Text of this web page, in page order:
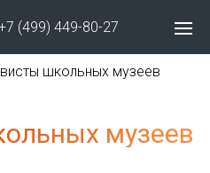
(499) 449-80-27
школьных музеев
музеев